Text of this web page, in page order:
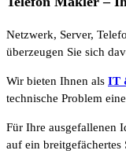
Netzwerk, Server,
überzeugen Sie sich
Wir bieten Ihnen als IT
technische Problem
Für Ihre ausgefallenen
auf ein